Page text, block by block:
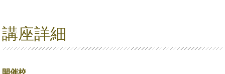
講座詳細
開催校